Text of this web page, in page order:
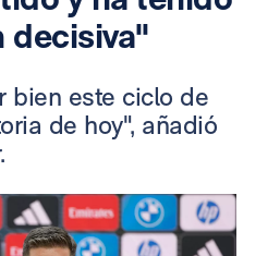
decisiva"
bien este ciclo de
de hoy", añadió